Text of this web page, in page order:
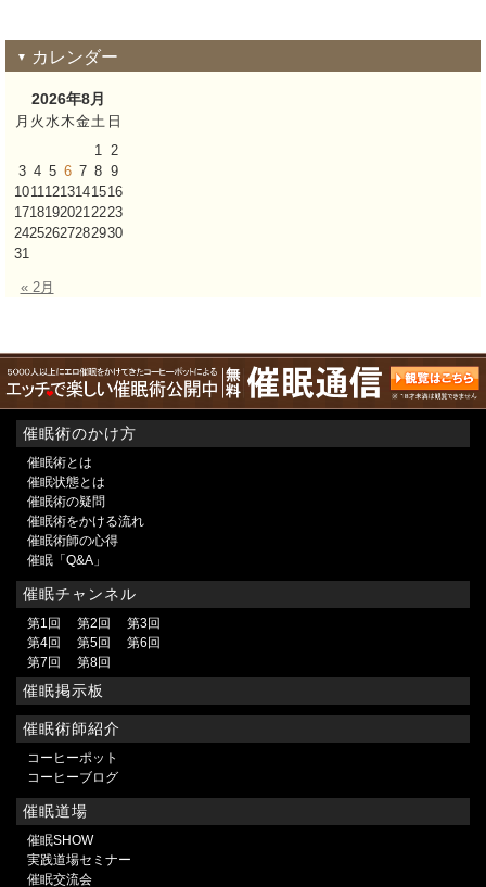
カレンダー
2026年8月
月 火 水木金土 日
« 2月
1 2
3 4 5 6 7 8 9
10111213141516
17181920212223
24252627282930
31
催眠術のかけ方
催眠術とは
催眠状態とは
催眠術の疑問
催眠術をかける流れ
催眠術師の心得
催眠「Q&A」
催眠チャンネル
第1回 第2回
第3回
第4回
第5回
第6回
第7回
第8回
催眠掲示板
催眠術師紹介
コーヒーポット
コーヒーブログ
催眠道場
催眠SHOW
実践道場セミナー
催眠交流会